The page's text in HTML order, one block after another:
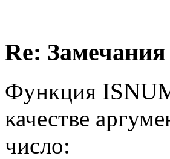
Re:
Функция
качестве
число: